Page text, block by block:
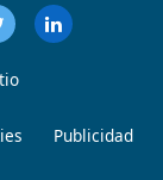
Publicidad